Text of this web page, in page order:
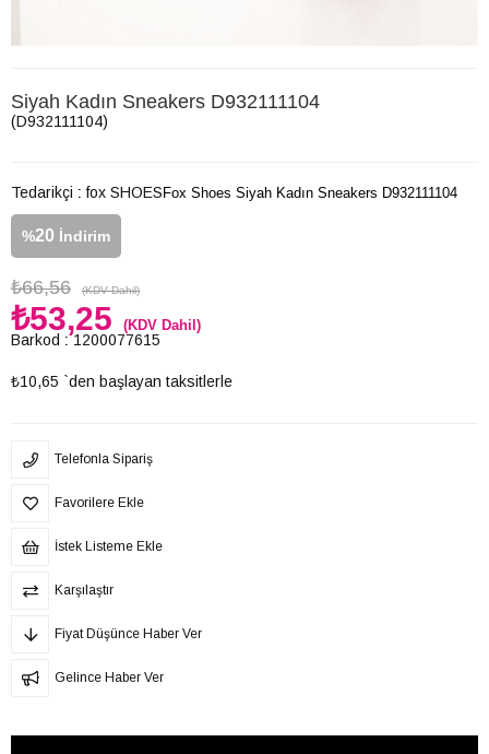
Siyah Kadın Sneakers D932111104
(D932111104)
Tedarikçi : fox SHOES
%20 İndirim
₺66,56 (KDV Dahil)
₺53,25 (KDV Dahil)
Barkod : 1200077615
₺10,65 `den başlayan taksitlerle
Fox Shoes Siyah Kadın Sneakers D932111104
Telefonla Sipariş
Favorilere Ekle
İstek Listeme Ekle
Karşılaştır
Fiyat Düşünce Haber Ver
Gelince Haber Ver